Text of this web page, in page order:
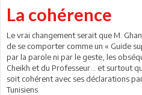
La cohérence
Le vrai changement serait que M.
de se comporter comme un « Guide
par la parole ni par le geste, les
Cheikh et du Professeur… et surtout
soit cohérent avec ses déclarations
Tunisiens.